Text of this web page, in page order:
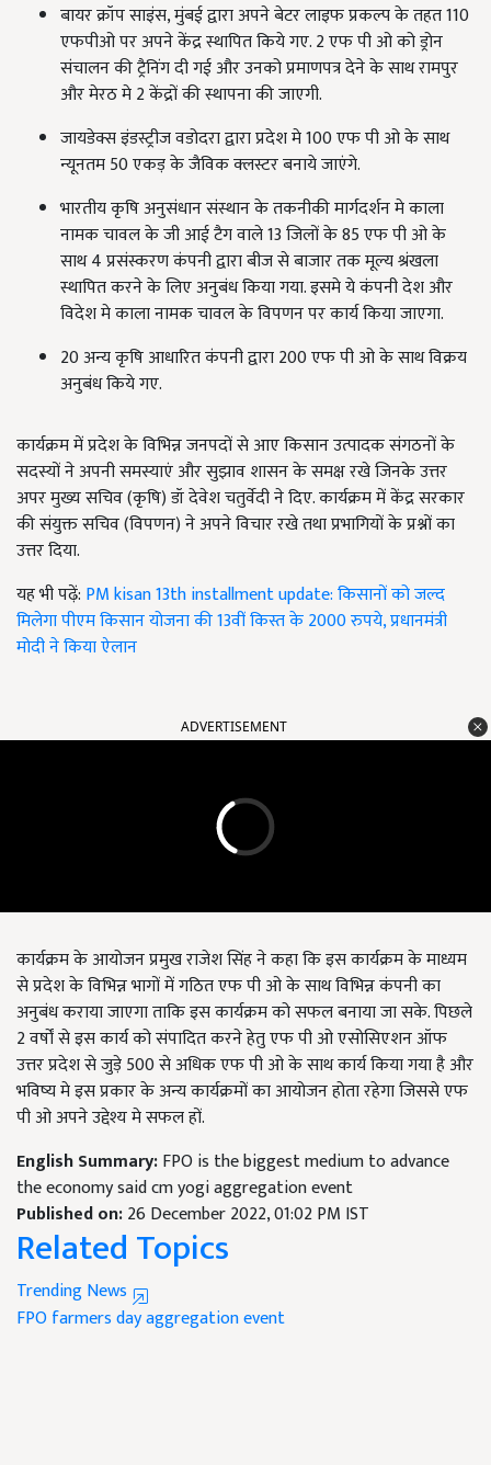
बायर क्रॉप साइंस, मुंबई द्वारा अपने बेटर लाइफ प्रकल्प के तहत 110
एफपीओ पर अपने केंद्र स्थापित किये गए. 2 एफ पी ओ को ड्रोन
संचालन की ट्रैनिंग दी गई और उनको प्रमाणपत्र देने के साथ रामपुर
और मेरठ मे 2 केंद्रों की स्थापना की जाएगी.
जायडेक्स इंडस्ट्रीज वडोदरा द्वारा प्रदेश मे 100 एफ पी ओ के साथ
न्यूनतम 50 एकड़ के जैविक क्लस्टर बनाये जाएंगे.
भारतीय कृषि अनुसंधान संस्थान के तकनीकी मार्गदर्शन मे काला
नामक चावल के जी आई टैग वाले 13 जिलों के 85 एफ पी ओ के
साथ 4 प्रसंस्करण कंपनी द्वारा बीज से बाजार तक मूल्य श्रंखला
स्थापित करने के लिए अनुबंध किया गया. इसमे ये कंपनी देश और
विदेश मे काला नामक चावल के विपणन पर कार्य किया जाएगा.
20 अन्य कृषि आधारित कंपनी द्वारा 200 एफ पी ओ के साथ विक्रय
अनुबंध किये गए.
कार्यक्रम में प्रदेश के विभिन्न जनपदों से आए किसान उत्पादक संगठनों के
सदस्यों ने अपनी समस्याएं और सुझाव शासन के समक्ष रखे जिनके उत्तर
अपर मुख्य सचिव (कृषि) डॉ देवेश चतुर्वेदी ने दिए. कार्यक्रम में केंद्र सरकार
की संयुक्त सचिव (विपणन) ने अपने विचार रखे तथा प्रभागियों के प्रश्नों का
उत्तर दिया.
यह भी पढ़ें: PM kisan 13th installment update: किसानों को जल्द
मिलेगा पीएम किसान योजना की 13वीं किस्त के 2000 रुपये, प्रधानमंत्री
मोदी ने किया ऐलान
ADVERTISEMENT
कार्यक्रम के आयोजन प्रमुख राजेश सिंह ने कहा कि इस कार्यक्रम के माध्यम
से प्रदेश के विभिन्न भागों में गठित एफ पी ओ के साथ विभिन्न कंपनी का
अनुबंध कराया जाएगा ताकि इस कार्यक्रम को सफल बनाया जा सके. पिछले
2 वर्षों से इस कार्य को संपादित करने हेतु एफ पी ओ एसोसिएशन ऑफ
उत्तर प्रदेश से जुड़े 500 से अधिक एफ पी ओ के साथ कार्य किया गया है और
भविष्य मे इस प्रकार के अन्य कार्यक्रमों का आयोजन होता रहेगा जिससे एफ
पी ओ अपने उद्देश्य मे सफल हों.
English Summary:FPO is the biggest medium to advance
the economy said cm yogi aggregation event
Published on:26 December 2022, 01:02 PM IST
Related Topics
Trending News
FPOfarmers dayaggregation event